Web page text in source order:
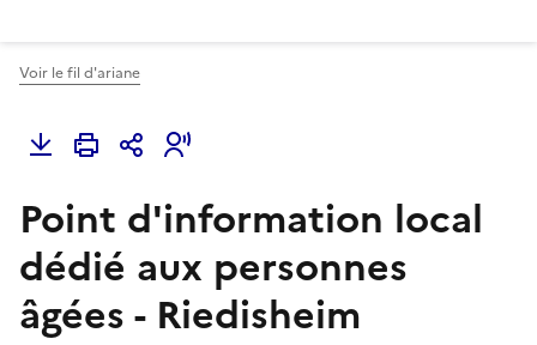
Voir le fil d'ariane
Point d'information local
dédié aux personnes
âgées - Riedisheim